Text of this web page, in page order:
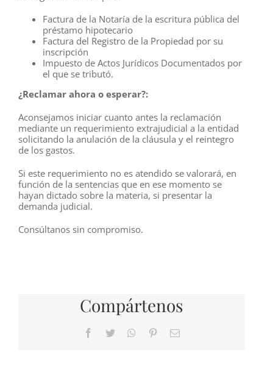
Factura de la Notaría de la escritura pública del
préstamo hipotecario
Factura del Registro de la Propiedad por su
inscripción
Impuesto de Actos Jurídicos Documentados por
el que se tributó.
¿Reclamar ahora o esperar?:
Aconsejamos iniciar cuanto antes la reclamación
mediante un requerimiento extrajudicial a la entidad
solicitando la anulación de la cláusula y el reintegro
de los gastos.
Si este requerimiento no es atendido se valorará, en
función de la sentencias que en ese momento se
hayan dictado sobre la materia, si presentar la
demanda judicial.
Consúltanos sin compromiso.
Compártenos
Facebook
Twitter WhatsApp
PinterestCorreo